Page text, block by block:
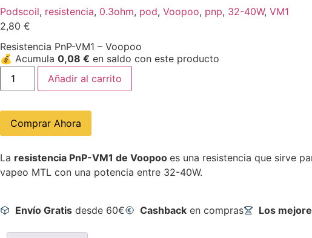
Podscoil, resistencia, 0.3ohm, pod, Voopoo, pnp, 32-40W, VM1
2,80 €
Resistencia PnP-VM1 – Voopoo
💰 Acumula 0,08 € en saldo con este producto
Añadir al carrito
Comprar Ahora
La resistencia PnP-VM1 de Voopoo es una resistencia que sirve
vapeo MTL con una potencia entre 32-40W.
Envío Gratis desde 60€ Cashback en compras Los